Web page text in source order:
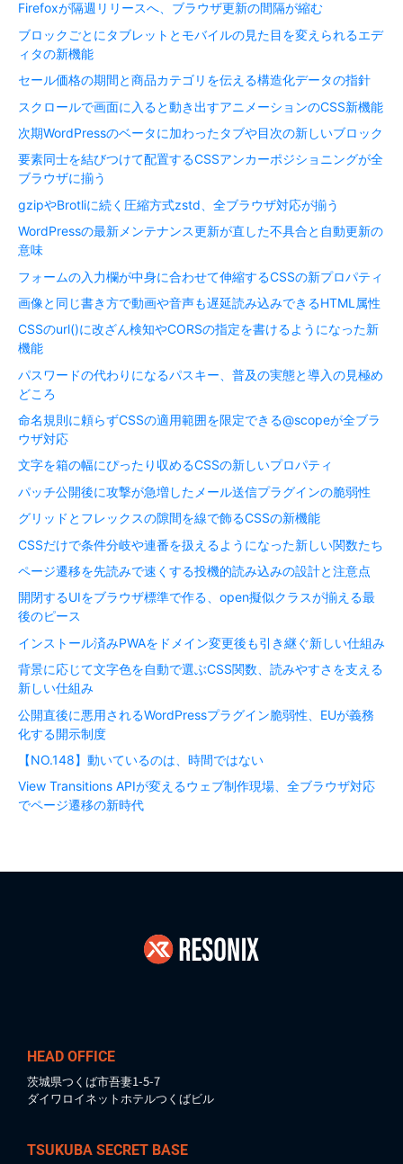
Firefoxが隔週リリースへ、ブラウザ更新の間隔が縮む
ブロックごとにタブレットとモバイルの見た目を変えられるエデ
ィタの新機能
セール価格の期間と商品カテゴリを伝える構造化データの指針
スクロールで画面に入ると動き出すアニメーションのCSS新機能
次期WordPressのベータに加わったタブや目次の新しいブロック
要素同士を結びつけて配置するCSSアンカーポジショニングが全
ブラウザに揃う
gzipやBrotliに続く圧縮方式zstd、全ブラウザ対応が揃う
WordPressの最新メンテナンス更新が直した不具合と自動更新の
意味
フォームの入力欄が中身に合わせて伸縮するCSSの新プロパティ
画像と同じ書き方で動画や音声も遅延読み込みできるHTML属性
CSSのurl()に改ざん検知やCORSの指定を書けるようになった新
機能
パスワードの代わりになるパスキー、普及の実態と導入の見極め
どころ
命名規則に頼らずCSSの適用範囲を限定できる@scopeが全ブラ
ウザ対応
文字を箱の幅にぴったり収めるCSSの新しいプロパティ
パッチ公開後に攻撃が急増したメール送信プラグインの脆弱性
グリッドとフレックスの隙間を線で飾るCSSの新機能
CSSだけで条件分岐や連番を扱えるようになった新しい関数たち
ページ遷移を先読みで速くする投機的読み込みの設計と注意点
開閉するUIをブラウザ標準で作る、open擬似クラスが揃える最
後のピース
インストール済みPWAをドメイン変更後も引き継ぐ新しい仕組み
背景に応じて文字色を自動で選ぶCSS関数、読みやすさを支える
新しい仕組み
公開直後に悪用されるWordPressプラグイン脆弱性、EUが義務
化する開示制度
【NO.148】動いているのは、時間ではない
View Transitions APIが変えるウェブ制作現場、全ブラウザ対応
でページ遷移の新時代
HEAD OFFICE
茨城県つくば市吾妻1-5-7
ダイワロイネットホテルつくばビル
TSUKUBA SECRET BASE